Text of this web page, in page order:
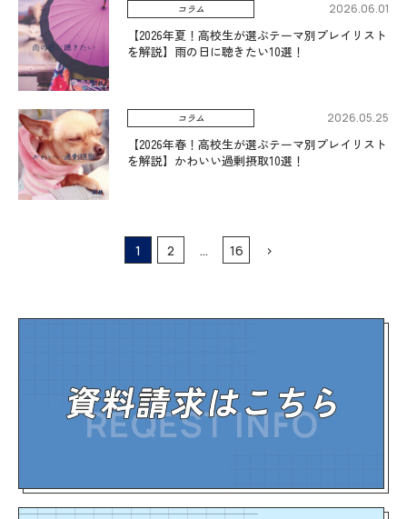
コラム 2026.06.01
【2026年夏！高校生が選ぶテーマ別プレイリスト
を解説】雨の日に聴きたい10選！
コラム 2026.05.25
【2026年春！高校生が選ぶテーマ別プレイリスト
を解説】かわいい過剰摂取10選！
1 2 … 16 >